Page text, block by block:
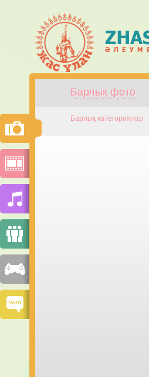
Барлық фото
Барлық категориялар